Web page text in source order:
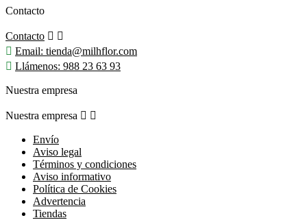
Contacto
Contacto  
 Email: tienda@milhflor.com
 Llámenos: 988 23 63 93
Nuestra empresa
Nuestra empresa  
Envío
Aviso legal
Términos y condiciones
Aviso informativo
Política de Cookies
Advertencia
Tiendas